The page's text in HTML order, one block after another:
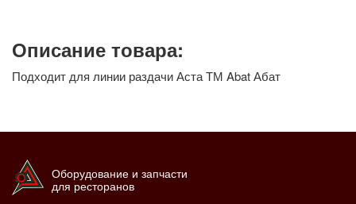
Описание товара:
Подходит для линии раздачи Аста ТМ Abat Абат
Оборудование и запчасти
для ресторанов